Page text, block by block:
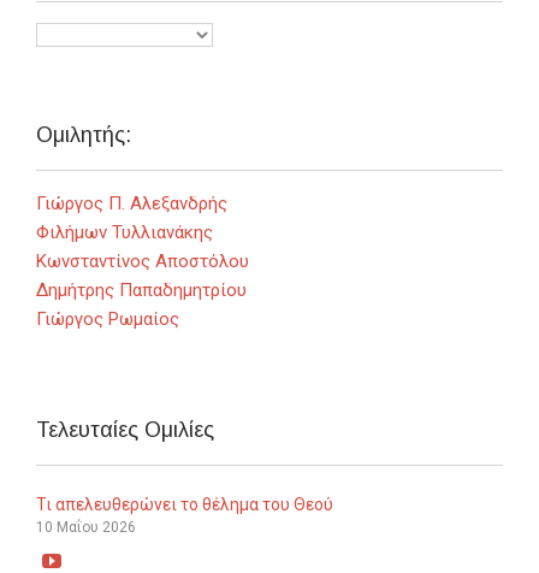
Ομιλητής:
Γιώργος Π. Αλεξανδρής
Φιλήμων Τυλλιανάκης
Κωνσταντίνος Αποστόλου
Δημήτρης Παπαδημητρίου
Γιώργος Ρωμαίος
Τελευταίες Ομιλίες
Τι απελευθερώνει το θέλημα του Θεού
10 Μαΐου 2026
